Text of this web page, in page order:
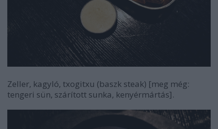
Zeller, kagyló, txogitxu (baszk steak) [meg még:
tengeri sün, szárított sunka, kenyérmártás].